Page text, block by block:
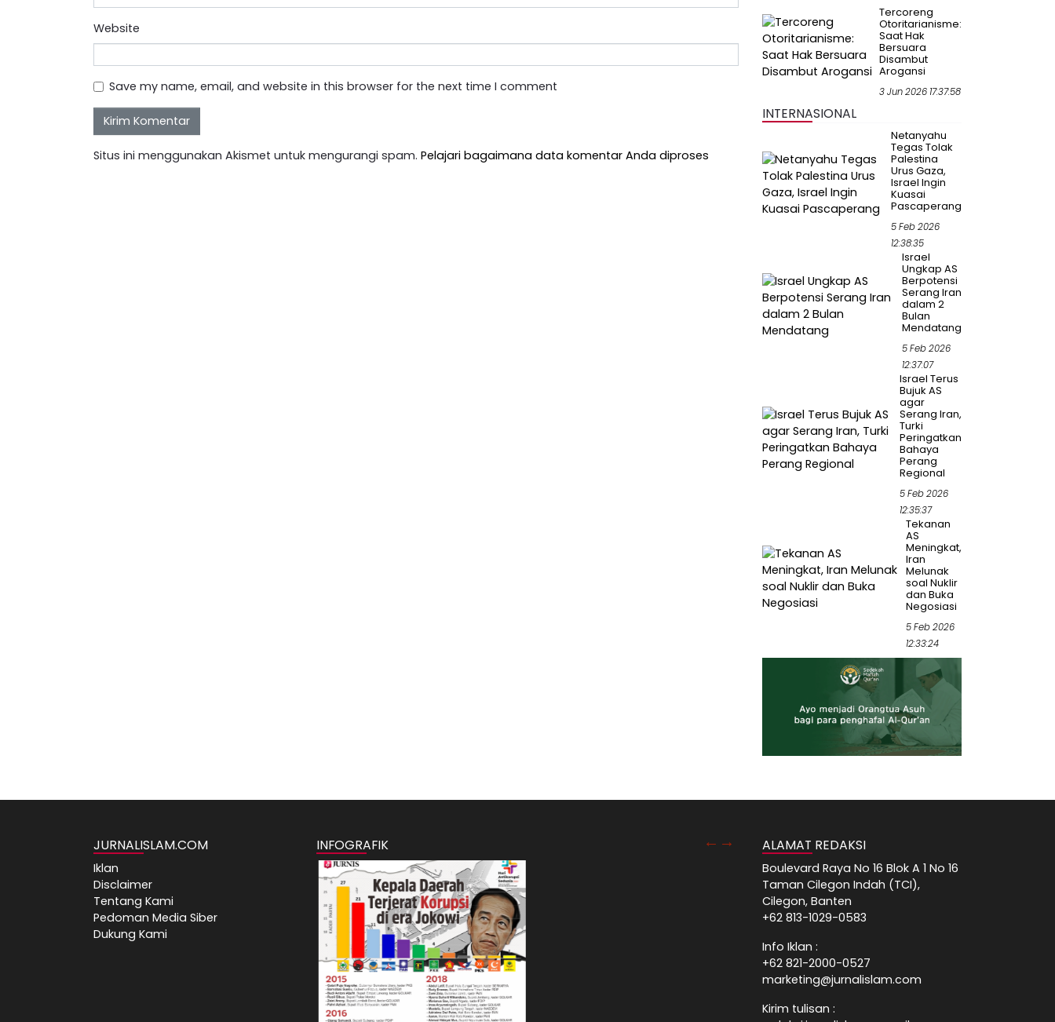
Website
Save my name, email, and website in this browser for the next time I comment
Situs ini menggunakan Akismet untuk mengurangi spam. Pelajari bagaimana data komentar Anda diproses
Tercoreng
Otoritarianisme:
Saat Hak
Bersuara
Disambut
Arogansi
3 Jun 2026 17:37:58
INTERNASIONAL
Netanyahu
Tegas Tolak
Palestina
Urus Gaza,
Israel Ingin
Kuasai
Pascaperang
5 Feb 2026
12:38:35
Israel
Ungkap AS
Berpotensi
Serang Iran
dalam 2
Bulan
Mendatang
5 Feb 2026
12:37:07
Israel Terus
Bujuk AS
agar
Serang Iran,
Turki
Peringatkan
Bahaya
Perang
Regional
5 Feb 2026
12:35:37
Tekanan
AS
Meningkat,
Iran
Melunak
soal Nuklir
dan Buka
Negosiasi
5 Feb 2026
12:33:24
JURNALISLAM.COM
Iklan
Disclaimer
Tentang Kami
Pedoman Media Siber
Dukung Kami
INFOGRAFIK ALAMAT REDAKSI
Boulevard Raya No 16 Blok A 1 No 16
Taman Cilegon Indah (TCI),
Cilegon, Banten
+62 813-1029-0583
Info Iklan :
+62 821-2000-0527
marketing@jurnalislam.com
Kirim tulisan :